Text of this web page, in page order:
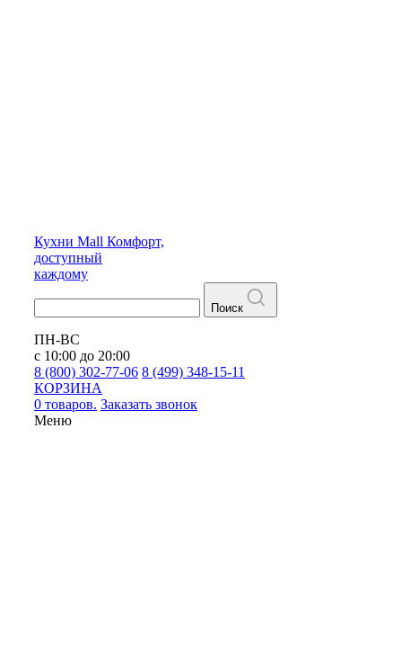
Кухни Mall Комфорт,
доступный
каждому
Поиск
ПН-ВС
с 10:00 до 20:00
8 (800) 302-77-06 8 (499) 348-15-11
КОРЗИНА
0 товаров. Заказать звонок
Меню